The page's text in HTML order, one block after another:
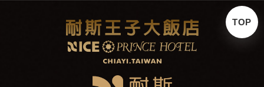
TOP